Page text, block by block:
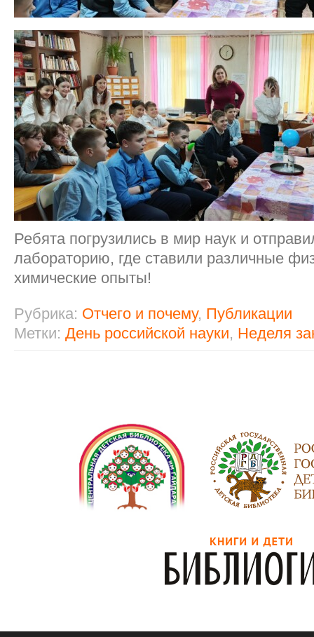
Ребята погрузились в мир наук и
лабораторию, где ставили различные
химические опыты!
Рубрика: Отчего и почему, Публикации
Метки: День российской науки, Неделя